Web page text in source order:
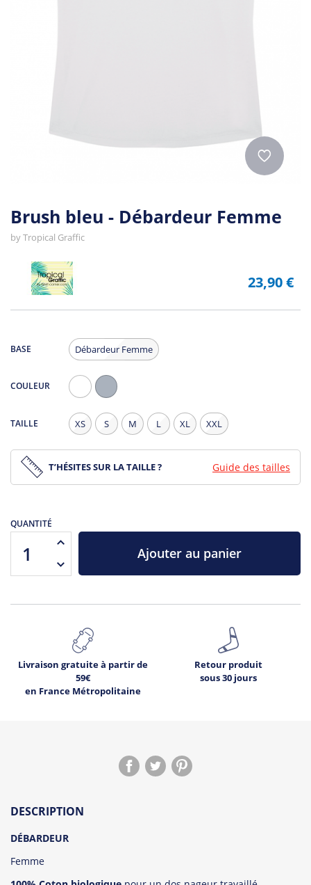
Brush bleu - Débardeur Femme
byTropical Graffic
23,90 €
BASE Débardeur Femme
COULEUR
Chiné
TAILLE XS S M L XL XXL
T’HÉSITES SUR LA TAILLE ? Guide des tailles
QUANTITÉ
Ajouter au panier
Livraison gratuite à partir de
59€
en France Métropolitaine
Retour produit
sous 30 jours
DESCRIPTION
DÉBARDEUR
Femme